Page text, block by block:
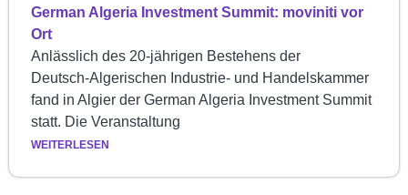
German Algeria Investment Summit: moviniti vor
Ort
Anlässlich des 20‑jährigen Bestehens der
Deutsch‑Algerischen Industrie‑ und Handelskammer
fand in Algier der German Algeria Investment Summit
statt. Die Veranstaltung
WEITERLESEN